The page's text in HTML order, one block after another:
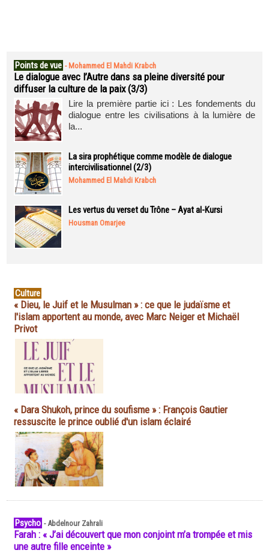
Points de vue - Mohammed El Mahdi Krabch
Le dialogue avec l’Autre dans sa pleine diversité pour
diffuser la culture de la paix (3/3)
Lire la première partie ici : Les fondements du
dialogue entre les civilisations à la lumière de
la...
La sira prophétique comme modèle de dialogue
intercivilisationnel (2/3)
Mohammed El Mahdi Krabch
Les vertus du verset du Trône – Ayat al-Kursi
Housman Omarjee
Culture
« Dieu, le Juif et le Musulman » : ce que le judaïsme et
l'islam apportent au monde, avec Marc Neiger et Michaël
Privot
« Dara Shukoh, prince du soufisme » : François Gautier
ressuscite le prince oublié d'un islam éclairé
Psycho -Abdelnour Zahrali
Farah : « J’ai découvert que mon conjoint m’a trompée et mis
une autre fille enceinte »